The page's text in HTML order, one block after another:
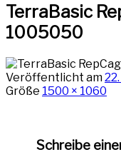
TerraBasic
1005050
Veröffentlicht am
Größe 1500 × 1060
Schreibe